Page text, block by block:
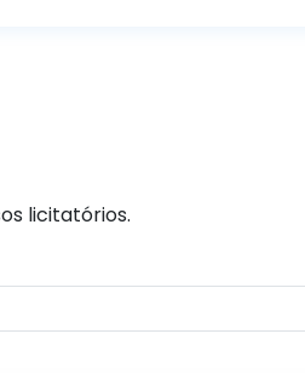
licitatórios.